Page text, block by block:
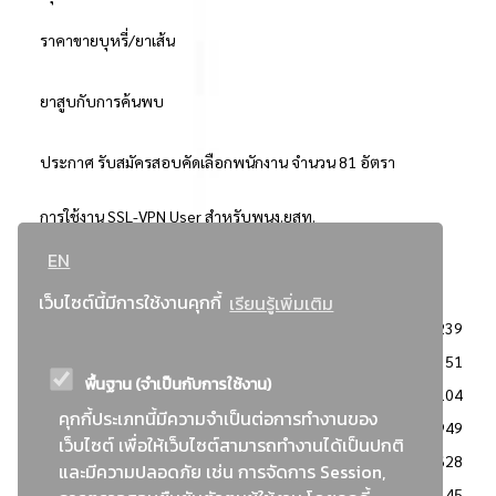
EN
เว็บไซต์นี้มีการใช้งานคุกกี้ เรียนรู้เพิ่มเติม
พื้นฐาน (จำเป็นกับการใช้งาน)
คุกกี้ประเภทนี้มีความจำเป็นต่อการทำงานของ
เว็บไซต์ เพื่อให้เว็บไซต์สามารถทำงานได้เป็นปกติ
และมีความปลอดภัย เช่น การจัดการ Session,
ราคาขายบุหรี่/ยาเส้น
ยาสูบกับการค้นพบ
ประกาศ รับสมัครสอบคัดเลือกพนักงาน จำนวน 81 อัตรา
การใช้งาน SSL-VPN User สำหรับพนง.ยสท.
..ยอดนิยม..
3239
2351
: วิธีเฉพาะเจาะจง
2104
ข่าวสาร/ประกาศ
1949
: เอกสารส่งเสริมความโปร่งใสในการจัดซื้อจัดจ้าง
1628